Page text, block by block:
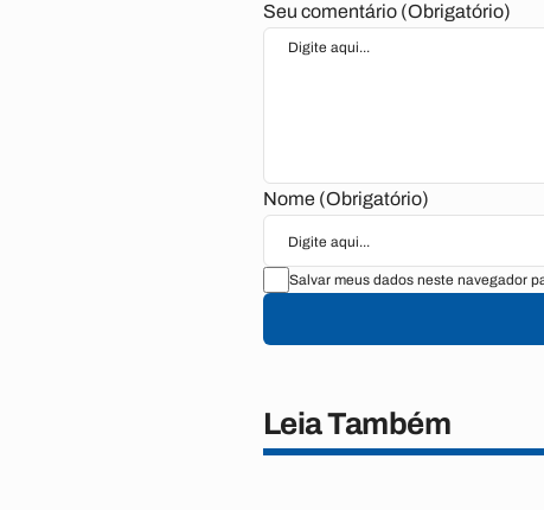
Seu comentário (Obrigatório)
Nome (Obrigatório)
Salvar meus dados neste navegador
Leia Também